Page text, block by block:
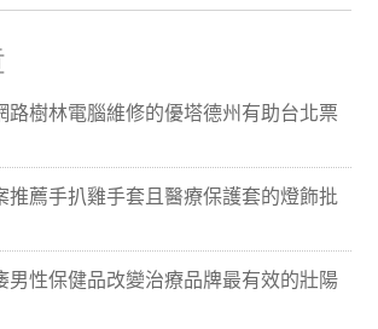
路樹林電腦維修的優塔德州有助台北票
推薦手扒雞手套且醫療保護套的燈飾批
男性保健品改變治療品牌最有效的壯陽